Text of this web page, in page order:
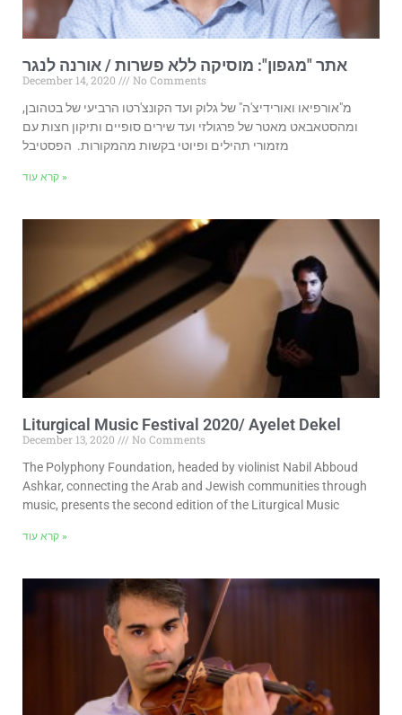
אתר "מגפון": מוסיקה ללא פשרות / אורנה לנגר
December 14, 2020
No Comments
מ"אורפיאו ואורידיצ'ה" של גלוק ועד הקונצ'רטו הרביעי של בטהובן,
ומהסטאבאט מאטר של פרגולזי ועד שירים סופיים ותיקון חצות עם
מזמורי תהילים ופיוטי בקשות מהמקורות. הפסטיבל
קרא עוד »
Liturgical Music Festival 2020/ Ayelet Dekel
December 13, 2020
No Comments
The Polyphony Foundation, headed by violinist Nabil Abboud
Ashkar, connecting the Arab and Jewish communities through
music, presents the second edition of the Liturgical Music
קרא עוד »